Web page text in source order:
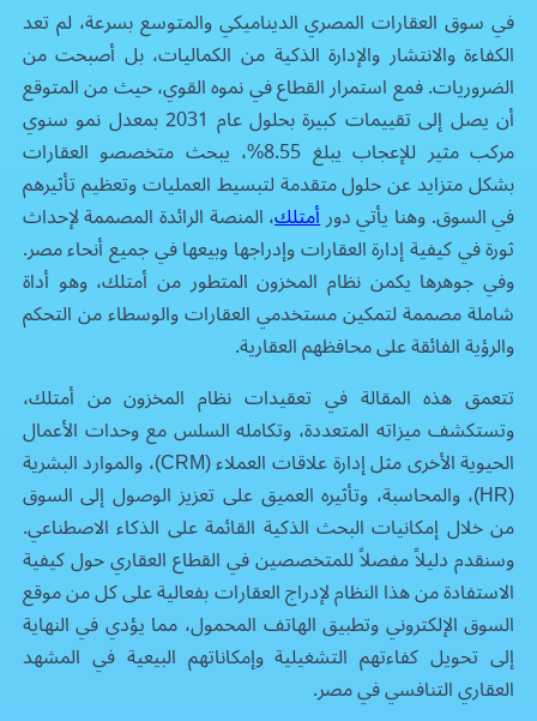
في سوق العقارات المصري الديناميكي والمتوسع بسرعة، لم تعد
الكفاءة والانتشار والإدارة الذكية من الكماليات، بل أصبحت من
الضروريات. فمع استمرار القطاع في نموه القوي، حيث من المتوقع
أن يصل إلى تقييمات كبيرة بحلول عام 2031 بمعدل نمو سنوي
مركب مثير للإعجاب يبلغ 8.55%، يبحث متخصصو العقارات
بشكل متزايد عن حلول متقدمة لتبسيط العمليات وتعظيم تأثيرهم
في السوق. وهنا يأتي دورأمتلك، المنصة الرائدة المصممة لإحداث
ثورة في كيفية إدارة العقارات وإدراجها وبيعها في جميع أنحاء مصر.
وفي جوهرها يكمن نظام المخزون المتطور من أمتلك، وهو أداة
شاملة مصممة لتمكين مستخدمي العقارات والوسطاء من التحكم
والرؤية الفائقة على محافظهم العقارية.
تتعمق هذه المقالة في تعقيدات نظام المخزون من أمتلك،
وتستكشف ميزاته المتعددة، وتكامله السلس مع وحدات الأعمال
الحيوية الأخرى مثل إدارة علاقات العملاء (CRM)، والموارد البشرية
(HR)، والمحاسبة، وتأثيره العميق على تعزيز الوصول إلى السوق
من خلال إمكانيات البحث الذكية القائمة على الذكاء الاصطناعي.
وسنقدم دليلاً مفصلاً للمتخصصين في القطاع العقاري حول كيفية
الاستفادة من هذا النظام لإدراج العقارات بفعالية على كل من موقع
السوق الإلكتروني وتطبيق الهاتف المحمول، مما يؤدي في النهاية
إلى تحويل كفاءتهم التشغيلية وإمكاناتهم البيعية في المشهد
العقاري التنافسي في مصر.